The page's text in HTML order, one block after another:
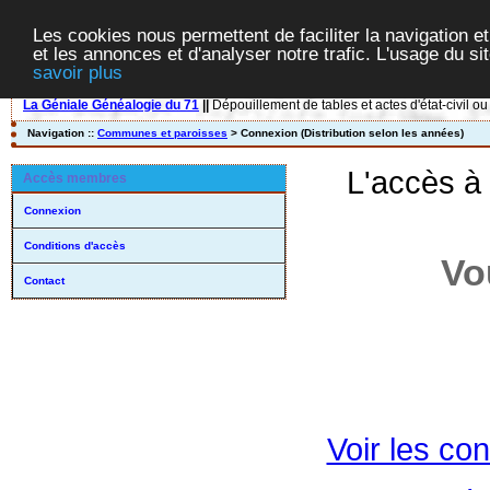
Les cookies nous permettent de faciliter la navigation
et les annonces et d'analyser notre trafic. L'usage du
savoir plus
La Géniale Généalogie du 71 Dépouillement de tables et actes d'état-civil
Navigation :: Communes et paroisses > Connexion (Distribution selon les années)
Accès membres
Connexion
Conditions d'accès
Contact
L'accès
Voir les